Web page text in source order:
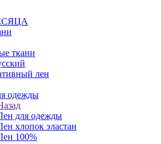
ткани
лен
одежды
для одежды
хлопок эластан
100%